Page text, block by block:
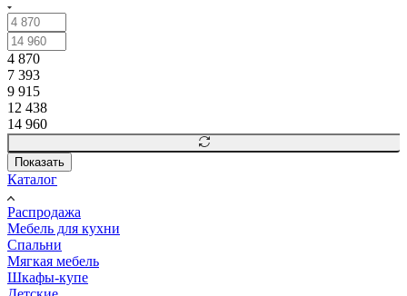
4 870
7 393
9 915
12 438
14 960
Показать
Каталог
Распродажа
Мебель для кухни
Спальни
Мягкая мебель
Шкафы-купе